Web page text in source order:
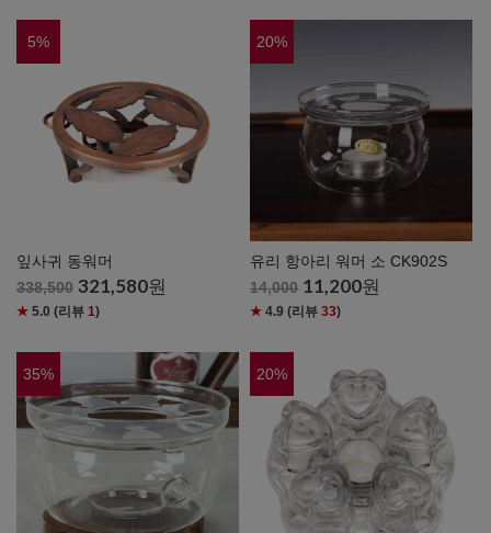
5%
잎사귀 동워머
338,500 321,580원
★ 5.0 (리뷰 1)
20%
유리 항아리 워머 소 CK902S
14,000 11,200원
★ 4.9 (리뷰33)
35% 20%